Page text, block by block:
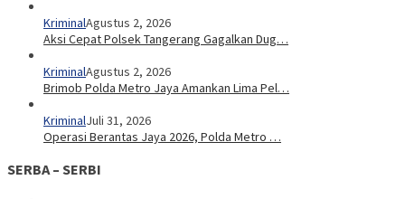
KriminalAgustus 2, 2026
Aksi Cepat Polsek Tangerang Gagalkan Dug…
KriminalAgustus 2, 2026
Brimob Polda Metro Jaya Amankan Lima Pel…
KriminalJuli 31, 2026
Operasi Berantas Jaya 2026, Polda Metro …
SERBA – SERBI